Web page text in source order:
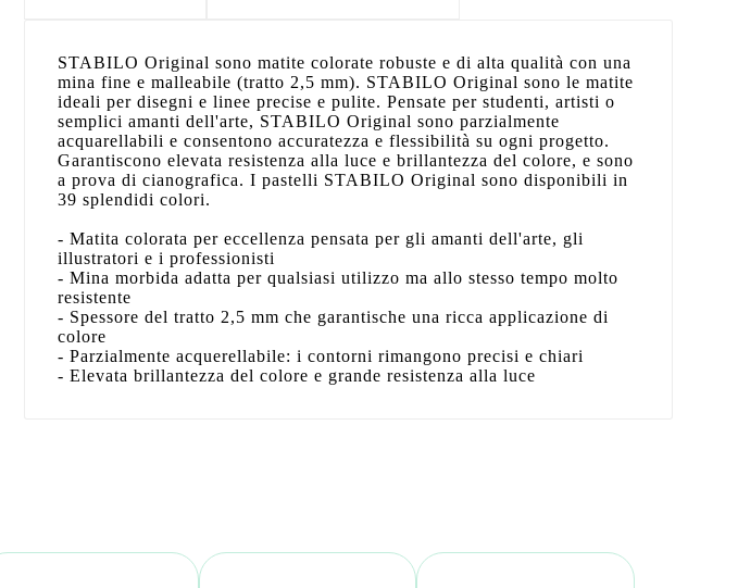
STABILO Original sono matite colorate robuste e di alta qualità con una
mina fine e malleabile (tratto 2,5 mm). STABILO Original sono le matite
ideali per disegni e linee precise e pulite. Pensate per studenti, artisti o
semplici amanti dell'arte, STABILO Original sono parzialmente
acquarellabili e consentono accuratezza e flessibilità su ogni progetto.
Garantiscono elevata resistenza alla luce e brillantezza del colore, e sono
a prova di cianografica. I pastelli STABILO Original sono disponibili in
39 splendidi colori.
- Matita colorata per eccellenza pensata per gli amanti dell'arte, gli
illustratori e i professionisti
- Mina morbida adatta per qualsiasi utilizzo ma allo stesso tempo molto
resistente
- Spessore del tratto 2,5 mm che garantische una ricca applicazione di
colore
- Parzialmente acquerellabile: i contorni rimangono precisi e chiari
- Elevata brillantezza del colore e grande resistenza alla luce